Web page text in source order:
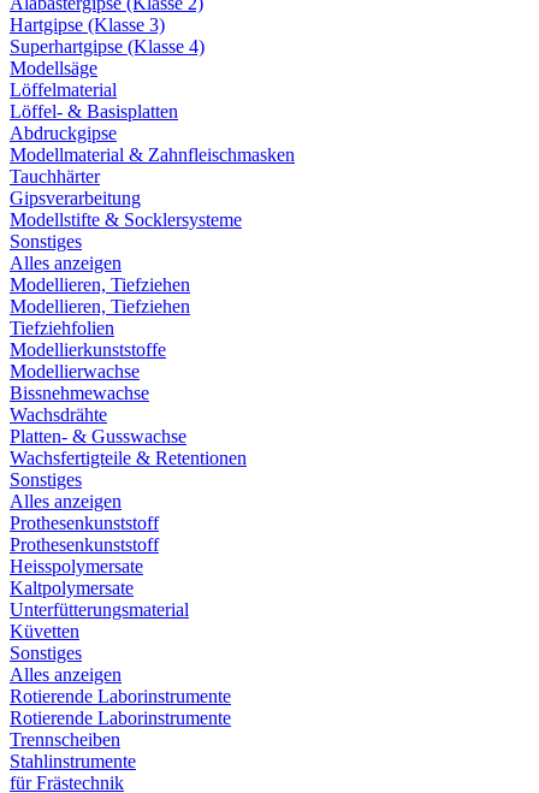
Hartgipse (Klasse 3)
Superhartgipse (Klasse 4)
Modellsäge
Löffelmaterial
Löffel- & Basisplatten
Abdruckgipse
Modellmaterial & Zahnfleischmasken
Tauchhärter
Gipsverarbeitung
Modellstifte & Socklersysteme
Sonstiges
Alles anzeigen
Modellieren, Tiefziehen
Modellieren, Tiefziehen
Tiefziehfolien
Modellierkunststoffe
Modellierwachse
Bissnehmewachse
Wachsdrähte
Platten- & Gusswachse
Wachsfertigteile & Retentionen
Sonstiges
Alles anzeigen
Prothesenkunststoff
Prothesenkunststoff
Heisspolymersate
Kaltpolymersate
Unterfütterungsmaterial
Küvetten
Sonstiges
Alles anzeigen
Rotierende Laborinstrumente
Rotierende Laborinstrumente
Trennscheiben
Stahlinstrumente
für Frästechnik